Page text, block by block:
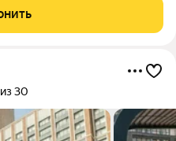
д. 15, корп. 4. ОБ
на 4-ом
30